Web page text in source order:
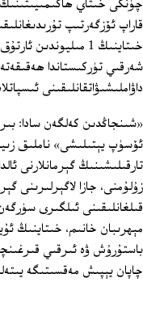
چۈنكى خىتاي ھاكىمىيىتىنىڭ
قاراپ ئۆزگەرتىپ
خىتاينىڭ 1
شەرقىي تۈركىستاندا
داۋاملىشىۋاتقانلىقىنى
«شىنجاڭدىن كەلگەن سادا:
ئۆسۈپ يېتىلىشى» ناملىق
تارقىلىشىنىڭ گېرمانلارنى
زۇلۇمنى، جازا لاگېرلىرىنى
قىلغانلىقىنى ئىلگىرى
مېھرىبان خانىم، خىتاينىڭ
باستۇرۇش ۋە ئىرقىي
چاپان يېپىش مەقسىتىگە